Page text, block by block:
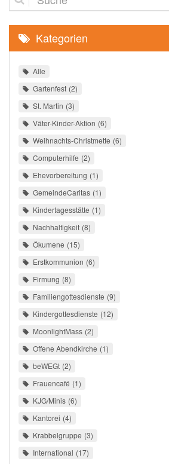
Kategorien
Alle
Gartenfest 2
St. Martin 3
Väter-Kinder-Aktion 6
Weihnachts-Christmette 6
Computerhilfe 2
Ehevorbereitung 1
GemeindeCaritas 1
Kindertagesstätte 1
Nachhaltigkeit 8
Ökumene 15
Erstkommunion 6
Firmung 8
Familiengottesdienste 9
Kindergottesdienste 12
MoonlightMass 2
Offene Abendkirche 1
beWEGt 2
Frauencafé 1
KJG/Minis 6
Kantorei 4
Krabbelgruppe 3
International 17